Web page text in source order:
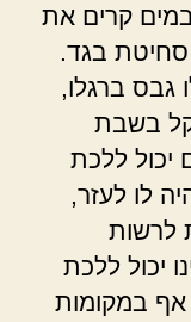
קרים את
סחיטת בגד.
גבס ברגלו,
בשבת
יכול ללכת
לו לעזר,
לרשות
יכול ללכת
במקומות